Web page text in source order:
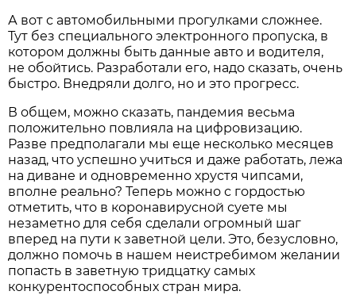
А вот с автомобильными прогулками сложнее.
Тут без специального электронного пропуска, в
котором должны быть данные авто и водителя,
не обойтись. Разработали его, надо сказать, очень
быстро. Внедряли долго, но и это прогресс.
В общем, можно сказать, пандемия весьма
положительно повлияла на цифровизацию.
Разве предполагали мы еще несколько месяцев
назад, что успешно учиться и даже работать, лежа
на диване и одновременно хрустя чипсами,
вполне реально? Теперь можно с гордостью
отметить, что в коронавирусной суете мы
незаметно для себя сделали огромный шаг
вперед на пути к заветной цели. Это, безусловно,
должно помочь в нашем неистребимом желании
попасть в заветную тридцатку самых
конкурентоспособных стран мира.